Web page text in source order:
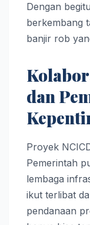
Dengan
berkembang
banjir rob
dan
Proyek
Pemerintah
lembaga
ikut terlibat
pendanaan